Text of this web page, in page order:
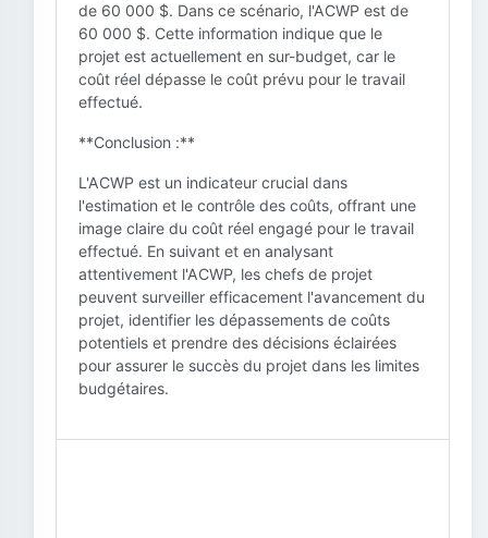
de 60 000 $. Dans ce scénario, l'ACWP est de
60 000 $. Cette information indique que le
projet est actuellement en sur-budget, car le
coût réel dépasse le coût prévu pour le travail
effectué.
**Conclusion :**
L'ACWP est un indicateur crucial dans
l'estimation et le contrôle des coûts, offrant une
image claire du coût réel engagé pour le travail
effectué. En suivant et en analysant
attentivement l'ACWP, les chefs de projet
peuvent surveiller efficacement l'avancement du
projet, identifier les dépassements de coûts
potentiels et prendre des décisions éclairées
pour assurer le succès du projet dans les limites
budgétaires.